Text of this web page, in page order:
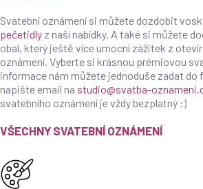
Svatební oznámení si můžete dozdobit
pečetidly z naší nabídky. A také si můžete
obal, který ještě více umocní zážitek z
oznámení. Vyberte si krásnou prémiovou
informace nám můžete jednoduše zadat do
napište email na studio@svatba-
svatebního oznámení je vždy bezplatný :)
VŠECHNY SVATEBNÍ OZNÁMENÍ